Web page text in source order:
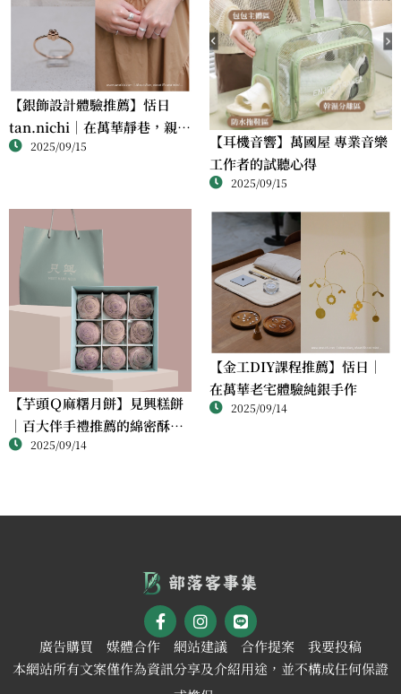
【銀飾設計體驗推薦】恬日
tan.nichi｜在萬華靜巷，親手
完成屬於自己的銀戒
2025/09/15
【耳機音響】萬國屋 專業音樂
工作者的試聽心得
2025/09/15
【芋頭Ｑ麻糬月餅】見興糕餅
｜百大伴手禮推薦的綿密酥香
新體驗2025/09/14
【金工DIY課程推薦】恬日｜
在萬華老宅體驗純銀手作
2025/09/14
廣告購買 媒體合作 網站建議 合作提案
我要投稿
本網站所有文案僅作為資訊分享及介紹用途，並不構成任何保證